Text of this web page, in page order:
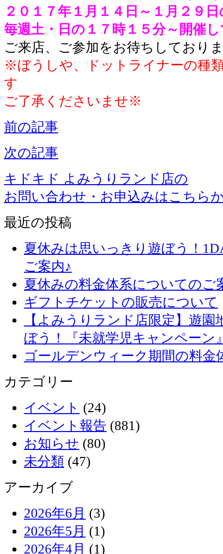
２０１７年１月１４日～１月２９
毎週土・日の１７時１５分～開催
ご来店、ご参加をお待ちしており
※ぼうしや、ドットライナーの種
す
ご了承くださいませ※
前の記事
次の記事
キドキド よみうりランド店の
お問い合わせ・お申込みはこちら
最近の投稿
夏休みは思いっきり遊ぼう！
ご案内♪
夏休みの料金体系についてのご
ギフトチケットの販売について
【よみうりランド店限定】遊
ぼう！『未就学児キャンペーン
ゴールデンウィーク期間の料金
カテゴリー
イベント (24)
イベント報告 (881)
お知らせ (80)
未分類 (47)
アーカイブ
2026年6月 (3)
2026年5月 (1)
2026年4月 (1)